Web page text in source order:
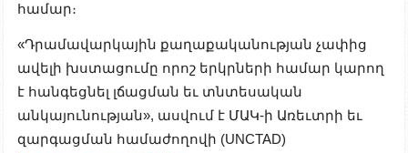
համար։
«Դրամավարկային քաղաքականության չափից
ավելի խստացումը որոշ երկրների համար կարող
է հանգեցնել լճացման եւ տնտեսական
անկայունության», ասվում է ՄԱԿ-ի Առեւտրի եւ
զարգացման համաժողովի (UNCTAD)